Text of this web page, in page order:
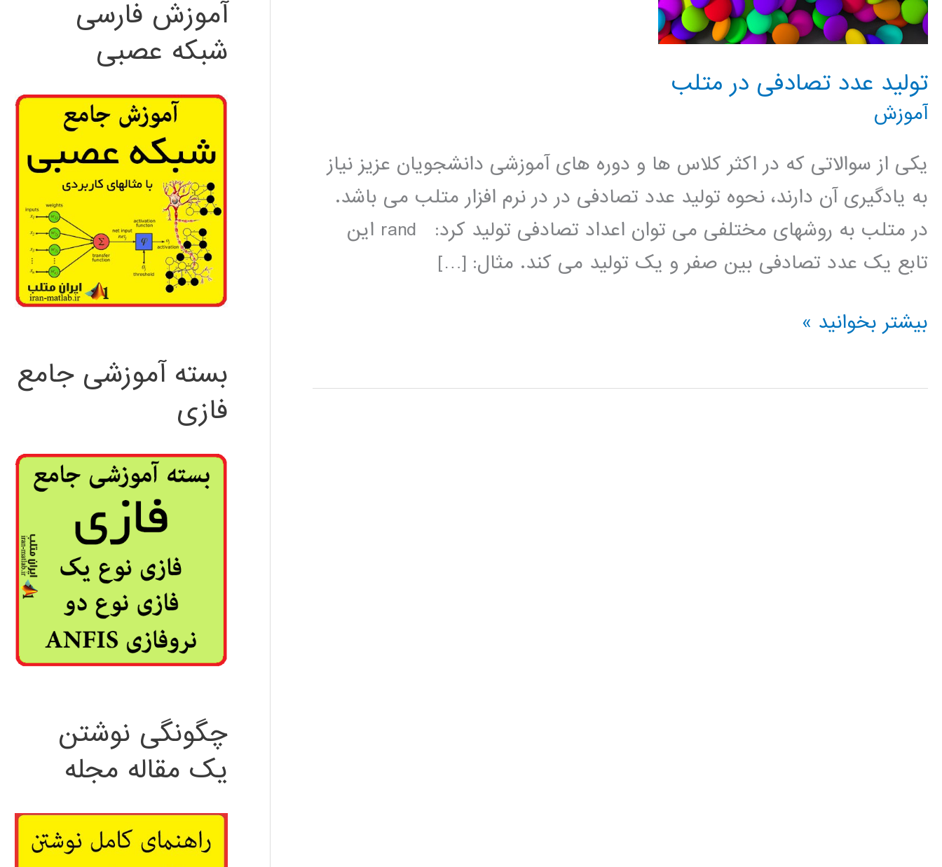
تولید عدد تصادفی در متلب
آموزش
یکی از سوالاتی که در اکثر کلاس ها و دوره های آموزشی دانشجویان عزیز نیاز
به یادگیری آن دارند، نحوه تولید عدد تصادفی در در نرم افزار متلب می باشد.
در متلب به روشهای مختلفی می توان اعداد تصادفی تولید کرد: rand این
تابع یک عدد تصادفی بین صفر و یک تولید می کند. مثال: […]
تولید
تصادفی
بیشتر بخوانید »
آموزش فارسی
شبکه عصبی
بسته آموزشی جامع
فازی
چگونگی نوشتن
یک مقاله مجله